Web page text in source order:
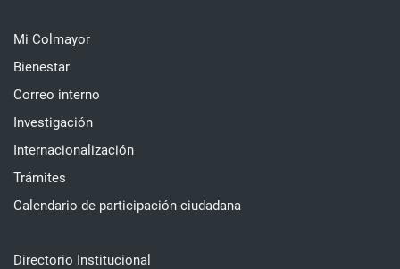
Mi Colmayor
Bienestar
Correo interno
Investigación
Internacionalización
Trámites
Calendario de participación ciudadana
Directorio Institucional